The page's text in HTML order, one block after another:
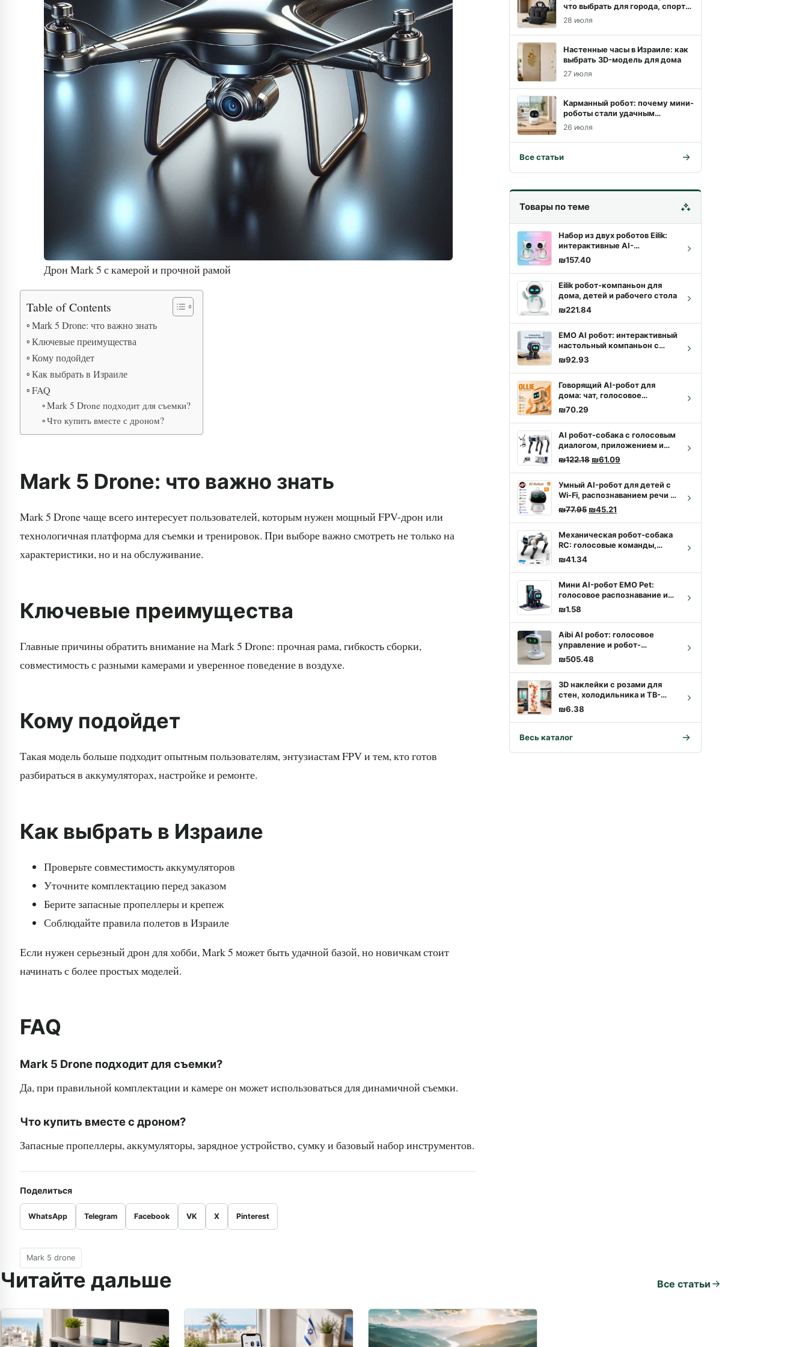
Дрон Mark 5 с камерой и прочной рамой
Table of Contents
Mark 5 Drone: что важно знать
Ключевые преимущества
Кому подойдет
Как выбрать в Израиле
FAQ
Mark 5 Drone подходит для съемки?
Что купить вместе с дроном?
Mark 5 Drone: что важно знать
Mark 5 Drone чаще всего интересует пользователей, которым нужен мощный FPV-дрон или
технологичная платформа для съемки и тренировок. При выборе важно смотреть не только на
характеристики, но и на обслуживание.
Ключевые преимущества
Главные причины обратить внимание на Mark 5 Drone: прочная рама, гибкость сборки,
совместимость с разными камерами и уверенное поведение в воздухе.
Кому подойдет
Такая модель больше подходит опытным пользователям, энтузиастам FPV и тем, кто готов
разбираться в аккумуляторах, настройке и ремонте.
Как выбрать в Израиле
Проверьте совместимость аккумуляторов
Уточните комплектацию перед заказом
Берите запасные пропеллеры и крепеж
Соблюдайте правила полетов в Израиле
Если нужен серьезный дрон для хобби, Mark 5 может быть удачной базой, но новичкам стоит
начинать с более простых моделей.
FAQ
Mark 5 Drone подходит для съемки?
Да, при правильной комплектации и камере он может использоваться для динамичной съемки.
Что купить вместе с дроном?
Запасные пропеллеры, аккумуляторы, зарядное устройство, сумку и базовый набор инструментов.
Поделиться
WhatsApp Telegram Facebook VK X Pinterest
Mark 5 drone
что выбрать для города, спорта
и похода
28 июля
Настенные часы в Израиле: как
выбрать 3D-модель для дома
27 июля
Карманный робот: почему мини-
роботы стали удачным
подарком
26 июля
Все статьи
Товары по теме
Набор из двух роботов Eilik:
интерактивные AI-
компаньоны для дома и
подарка
₪157.40
Eilik робот-компаньон для
дома, детей и рабочего стола
₪221.84
EMO AI робот: интерактивный
настольный компаньон с
общением и танцами
₪92.93
Говорящий AI-робот для
дома: чат, голосовое
общение, песни и танцы
₪70.29
AI робот-собака с голосовым
диалогом, приложением и
танцами
₪122.18 Первоначальная цена составляла ₪122.18.
₪61.09Текущая цена: ₪61.09.
Умный AI-робот для детей с
Wi-Fi, распознаванием речи и
обучением
₪77.95 Первоначальная цена составляла ₪77.95.
₪45.21Текущая цена: ₪45.21.
Механическая робот-собака
RC: голосовые команды,
трюки, песни и танцы
₪41.34
Мини AI-робот EMO Pet:
голосовое распознавание и
настольный компаньон
₪1.58
Aibi AI робот: голосовое
управление и робот-
компаньон для дома или
офиса
₪505.48
3D наклейки с розами для
стен, холодильника и ТВ-
фона | Купить с доставкой
₪6.38
Весь каталог
Читайте дальше Все статьи